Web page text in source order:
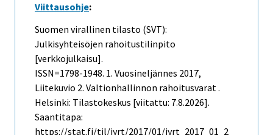
Viittausohje:
Suomen virallinen tilasto (SVT):
Julkisyhteisöjen rahoitustilinpito
[verkkojulkaisu].
ISSN=1798-1948. 1. Vuosineljännes 2017,
Liitekuvio 2. Valtionhallinnon rahoitusvarat .
Helsinki: Tilastokeskus [viitattu: 7.8.2026].
Saantitapa:
https://stat.fi/til/jyrt/2017/01/jyrt_2017_01_2